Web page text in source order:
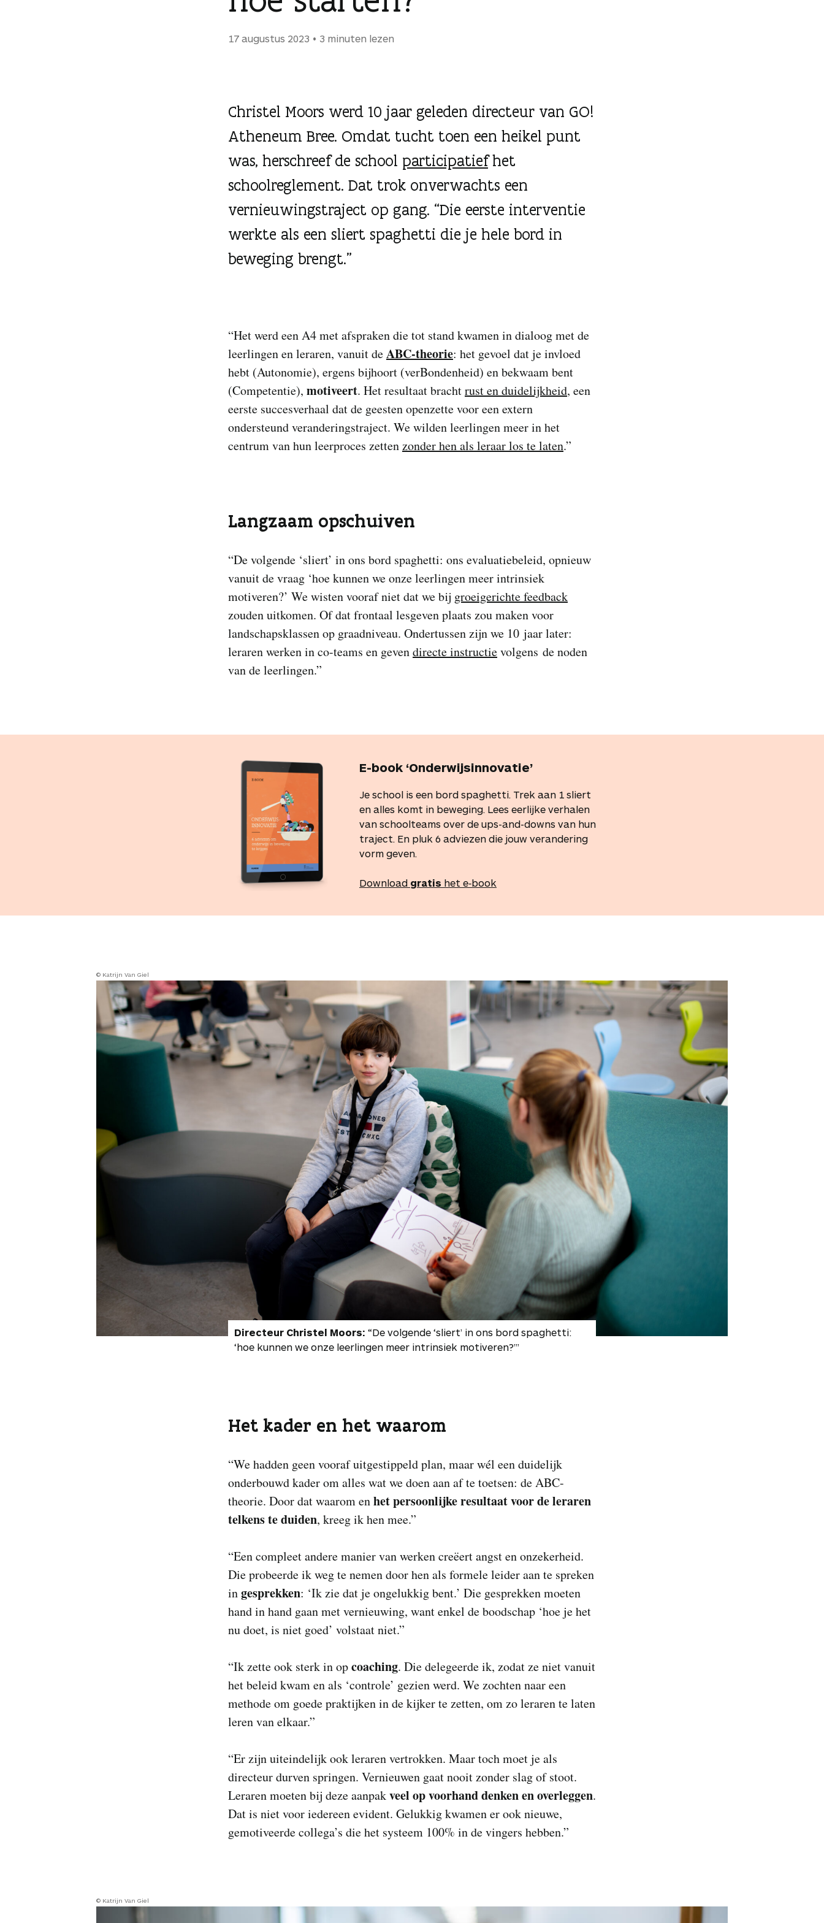
17 augustus 2023 3 minuten lezen
Christel Moors werd 10 jaar geleden directeur van GO!
Atheneum Bree. Omdat tucht toen een heikel punt
was, herschreef de school participatiefhet
schoolreglement. Dat trok onverwachts een
vernieuwingstraject op gang. “Die eerste interventie
werkte als een sliert spaghetti die je hele bord in
beweging brengt.”
“Het werd een A4 met afspraken die tot stand kwamen in dialoog met de
leerlingen en leraren, vanuit deABC-theorie: het gevoel dat je invloed
hebt (Autonomie), ergens bijhoort (verBondenheid) en bekwaam bent
(Competentie), motiveert. Het resultaat brachtrust en duidelijkheid, een
eerste succesverhaal dat de geesten openzette voor een extern
ondersteund veranderingstraject. We wilden leerlingen meer in het
centrum van hun leerproces zettenzonder hen als leraar los te laten.”
Langzaam opschuiven
“De volgende ‘sliert’ in ons bord spaghetti: ons evaluatiebeleid, opnieuw
vanuit de vraag ‘hoe kunnen we onze leerlingen meer intrinsiek
motiveren?’ We wisten vooraf niet dat we bij groeigerichte feedback
zouden uitkomen. Of dat frontaal lesgeven plaats zou maken voor
landschapsklassen op graadniveau. Ondertussen zijn we 10 jaar later:
leraren werken in co-teams en gevendirecte instructievolgens de noden
van de leerlingen.”
E-book ‘Onderwijsinnovatie’
Je school is een bord spaghetti. Trek aan 1 sliert
en alles komt in beweging. Lees eerlijke verhalen
van schoolteams over de ups-and-downs van hun
traject. En pluk 6 adviezen die jouw verandering
vorm geven.
Download gratis het e‑book
© Katrijn Van Giel
Directeur Christel Moors: “De volgende ‘sliert’ in ons bord spaghetti:
‘hoe kunnen we onze leerlingen meer intrinsiek motiveren?’”
Het kader en het waarom
“We hadden geen vooraf uitgestippeld plan, maar wél een duidelijk
onderbouwd kader om alles wat we doen aan af te toetsen: de ABC-
theorie. Door dat waarom enhet persoonlijke resultaat voor de leraren
telkens te duiden, kreeg ik hen mee.”
“Een compleet andere manier van werken creëert angst en onzekerheid.
Die probeerde ik weg te nemen door hen als formele leider aan te spreken
ingesprekken: ‘Ik zie dat je ongelukkig bent.’ Die gesprekken moeten
hand in hand gaan met vernieuwing, want enkel de boodschap ‘hoe je het
nu doet, is niet goed’ volstaat niet.”
“Ik zette ook sterk in opcoaching. Die delegeerde ik, zodat ze niet vanuit
het beleid kwam en als ‘controle’ gezien werd. We zochten naar een
methode om goede praktijken in de kijker te zetten, om zo leraren te laten
leren van elkaar.”
“Er zijn uiteindelijk ook leraren vertrokken. Maar toch moet je als
directeur durven springen. Vernieuwen gaat nooit zonder slag of stoot.
Leraren moeten bij deze aanpakveel op voorhand denken en overleggen.
Dat is niet voor iedereen evident. Gelukkig kwamen er ook nieuwe,
gemotiveerde collega’s die het systeem 100% in de vingers hebben.”
© Katrijn Van Giel